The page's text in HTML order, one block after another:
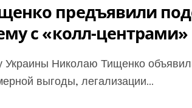
предъявили
с «колл-центрами»
выгоды, легализации...